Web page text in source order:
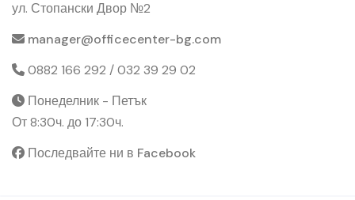
ул. Стопански Двор №2
manager@officecenter-bg.com
0882 166 292 / 032 39 29 02
Понеделник - Петък
От 8:30ч. до 17:30ч.
Последвайте ни в Facebook